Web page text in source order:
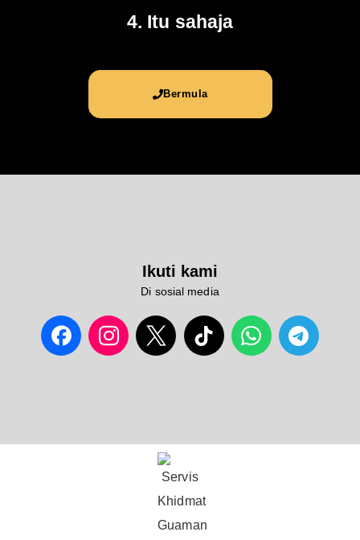
4. Itu sahaja
Bermula
Ikuti kami
Di sosial media